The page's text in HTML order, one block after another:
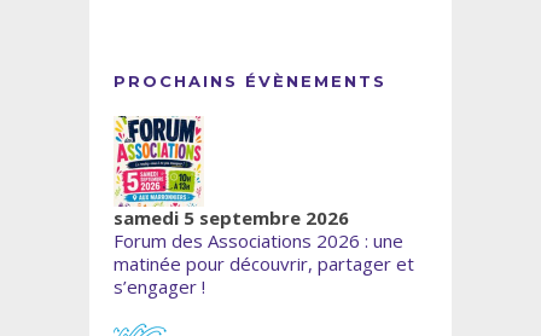
PROCHAINS ÉVÈNEMENTS
samedi 5 septembre 2026
Forum des Associations 2026 : une
matinée pour découvrir, partager et
s’engager !